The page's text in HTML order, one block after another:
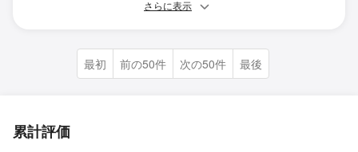
さらに表示
最初 前の50件 次の50件 最後
累計評価